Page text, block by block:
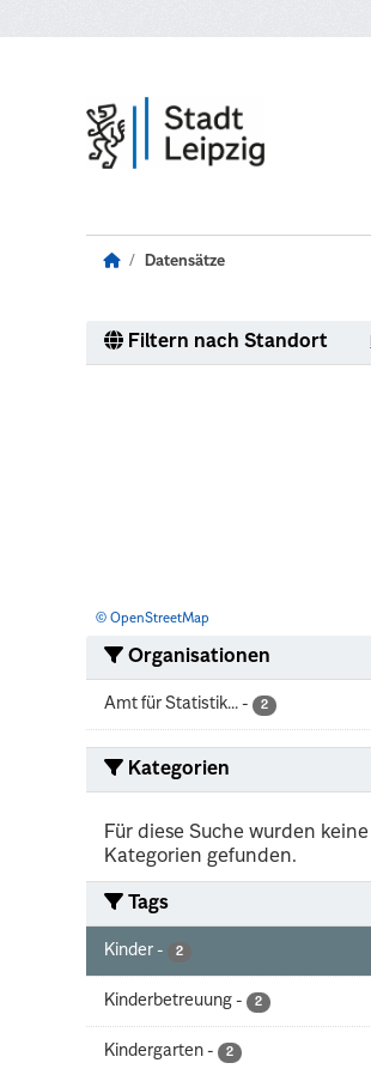
Datensätze
Filtern nach Standort
© OpenStreetMap
Organisationen
Amt für Statistik... - 2
Kategorien
Für diese Suche wurden keine
Kategorien gefunden.
Tags
Kinder - 2
Kinderbetreuung - 2
Kindergarten - 2